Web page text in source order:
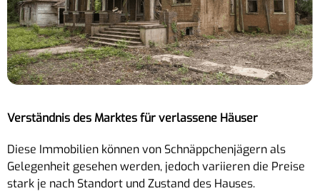
Verständnis des Marktes für verlassene Häuser
Diese Immobilien können von Schnäppchenjägern als
Gelegenheit gesehen werden, jedoch variieren die Preise
stark je nach Standort und Zustand des Hauses.